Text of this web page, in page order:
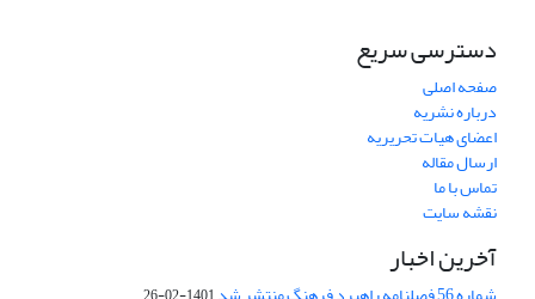
دسترسی سریع
صفحه اصلی
درباره نشریه
اعضای هیات تحریریه
ارسال مقاله
تماس با ما
نقشه سایت
آخرین اخبار